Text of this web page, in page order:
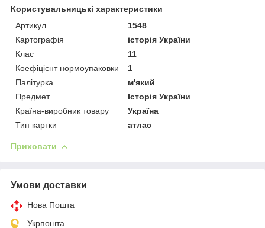
Користувальницькі характеристики
Артикул
1548
Картографія
історія України
Клас
11
Коефіцієнт нормоупаковки
1
Палітурка
м'який
Предмет
Історія України
Країна-виробник товару
Україна
Тип картки
атлас
Приховати
Умови доставки
Нова Пошта
Укрпошта